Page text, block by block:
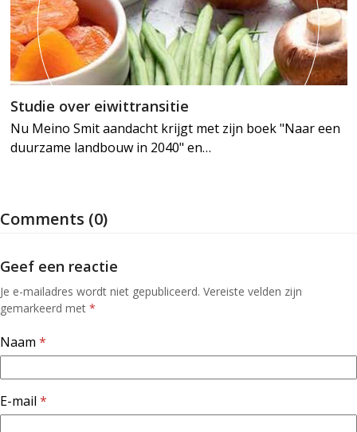
Studie over eiwittransitie
Nu Meino Smit aandacht krijgt met zijn boek "Naar een
duurzame landbouw in 2040" en…
Comments (0)
Geef een reactie
Je e-mailadres wordt niet gepubliceerd. Vereiste velden zijn
gemarkeerd met *
Naam *
E-mail *